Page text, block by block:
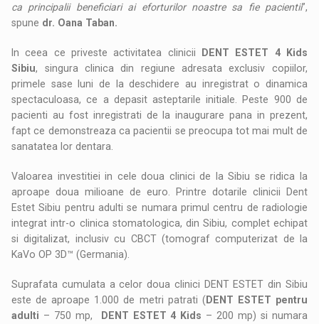
ca principalii beneficiari ai eforturilor noastre sa fie pacientii”,
spune dr. Oana Taban.
In ceea ce priveste activitatea clinicii DENT ESTET 4 Kids
Sibiu, singura clinica din regiune adresata exclusiv copiilor,
primele sase luni de la deschidere au inregistrat o dinamica
spectaculoasa, ce a depasit asteptarile initiale. Peste 900 de
pacienti au fost inregistrati de la inaugurare pana in prezent,
fapt ce demonstreaza ca pacientii se preocupa tot mai mult de
sanatatea lor dentara.
Valoarea investitiei in cele doua clinici de la Sibiu se ridica la
aproape doua milioane de euro. Printre dotarile clinicii Dent
Estet Sibiu pentru adulti se numara primul centru de radiologie
integrat intr-o clinica stomatologica, din Sibiu, complet echipat
si digitalizat, inclusiv cu CBCT (tomograf computerizat de la
KaVo OP 3D™ (Germania).
Suprafata cumulata a celor doua clinici DENT ESTET din Sibiu
este de aproape 1.000 de metri patrati ( DENT ESTET pentru
adulti – 750 mp, DENT ESTET 4 Kids – 200 mp) si numara